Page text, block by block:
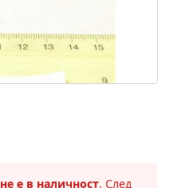
не е в наличност. След